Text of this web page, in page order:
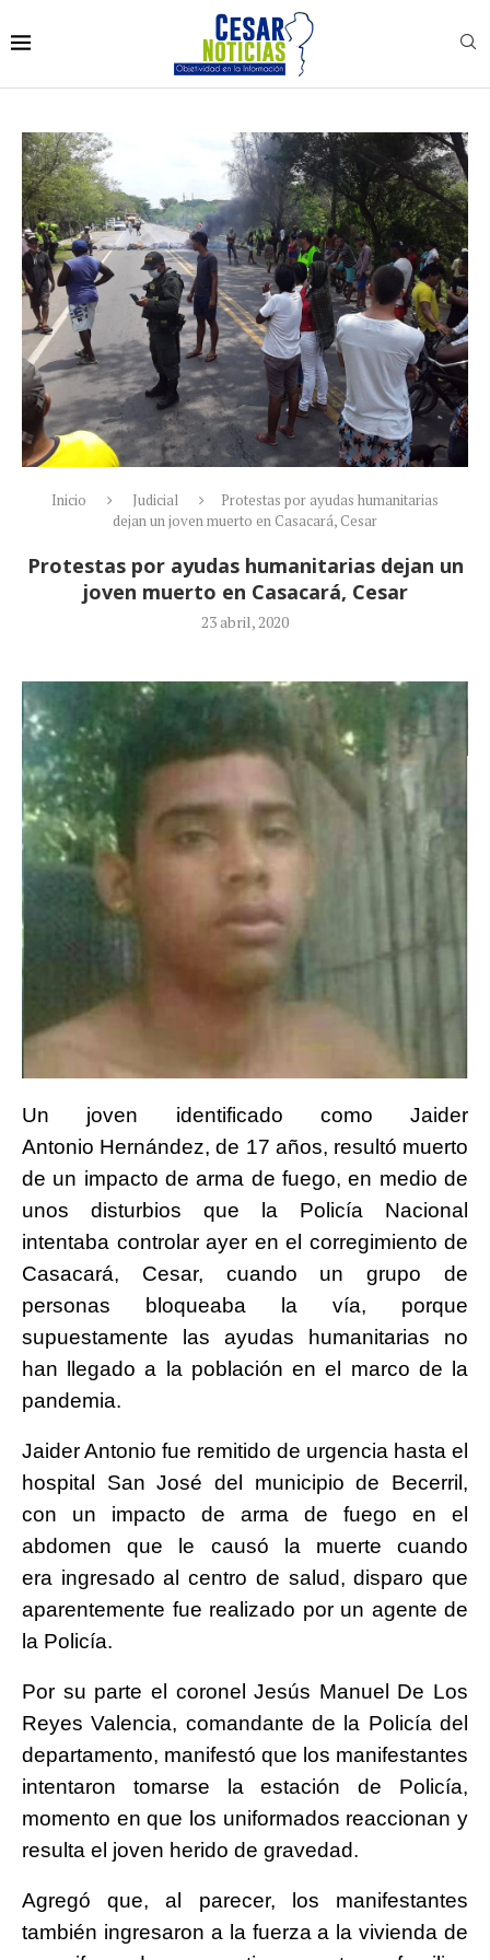
Inicio Judicial
Protestas por ayudas humanitarias
dejan un joven muerto en Casacará, Cesar
Protestas por ayudas humanitarias dejan un
joven muerto en Casacará, Cesar
23 abril, 2020
Un joven identificado como Jaider
Antonio Hernández, de 17 años, resultó muerto
de un impacto de arma de fuego, en medio de
unos disturbios que la Policía Nacional
intentaba controlar ayer en el corregimiento de
Casacará, Cesar, cuando un grupo de
personas bloqueaba la vía, porque
supuestamente las ayudas humanitarias no
han llegado a la población en el marco de la
pandemia.
Jaider Antonio fue remitido de urgencia hasta el
hospital San José del municipio de Becerril,
con un impacto de arma de fuego en el
abdomen que le causó la muerte cuando
era ingresado al centro de salud, disparo que
aparentemente fue realizado por un agente de
la Policía.
Por su parte el coronel Jesús Manuel De Los
Reyes Valencia, comandante de la Policía del
departamento, manifestó que los manifestantes
intentaron tomarse la estación de Policía,
momento en que los uniformados reaccionan y
resulta el joven herido de gravedad.
Agregó que, al parecer, los manifestantes
también ingresaron a la fuerza a la vivienda de